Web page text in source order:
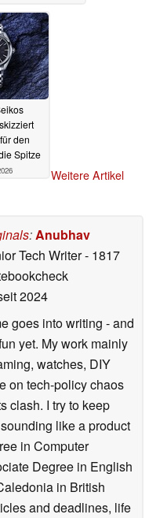
den
Spitze
Weitere Artikel
:Anubhav
Tech Writer- 1817
2024
goes into writing - and
yet. My work mainly
watches, DIY
on tech-policy chaos
clash. I try to keep
like a product
in Computer
Degree in English
in British
and deadlines, life